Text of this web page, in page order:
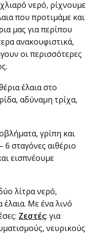
νερό, ρίχνουμε
που προτιμάμε και
μας για περίπου
ανακουφιστικά,
οι περισσότερες
έλαια στο
αδύναμη τρίχα,
γρίπη και
6 σταγόνες αιθέριο
εισπνέουμε
λίτρα νερό,
έλαια. Με ένα λινό
Ζεστές: για
νευρικούς